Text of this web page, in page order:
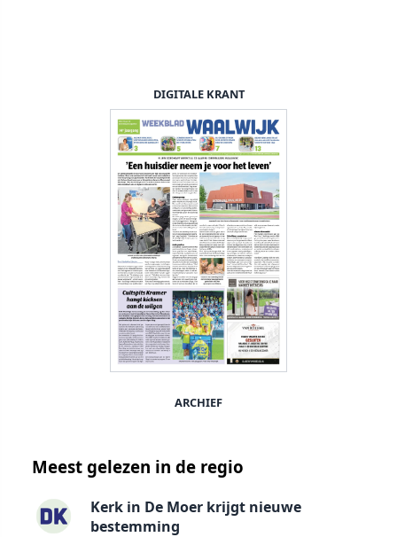
DIGITALE KRANT
ARCHIEF
Meest gelezen in de regio
Kerk in De Moer krijgt nieuwe
bestemming